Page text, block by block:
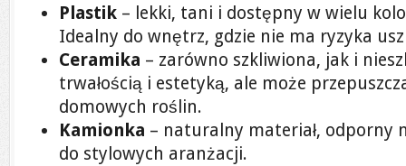
Plastik – lekki, tani i dostępny w wielu
Idealny do wnętrz, gdzie nie ma ryzyka
Ceramika – zarówno szkliwiona, jak i
trwałością i estetyką, ale może
domowych roślin.
Kamionka – naturalny materiał, odporny
do stylowych aranżacji.